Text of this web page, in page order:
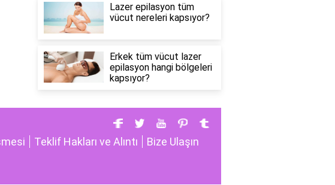
Lazer epilasyon tüm
vücut nereleri kapsıyor?
Erkek tüm vücut lazer
epilasyon hangi bölgeleri
kapsıyor?
Teklif Hakları ve Alıntı Bize Ulaşın